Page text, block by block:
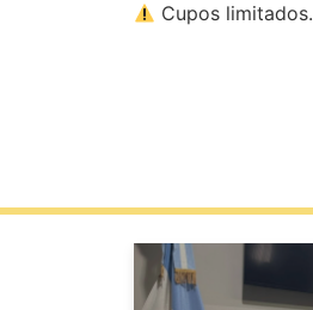
Cupos limitados.